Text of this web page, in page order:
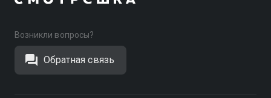
Возникли вопросы?
Обратная связь